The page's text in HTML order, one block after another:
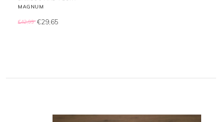
MAGNUM
€42,99 €29,65